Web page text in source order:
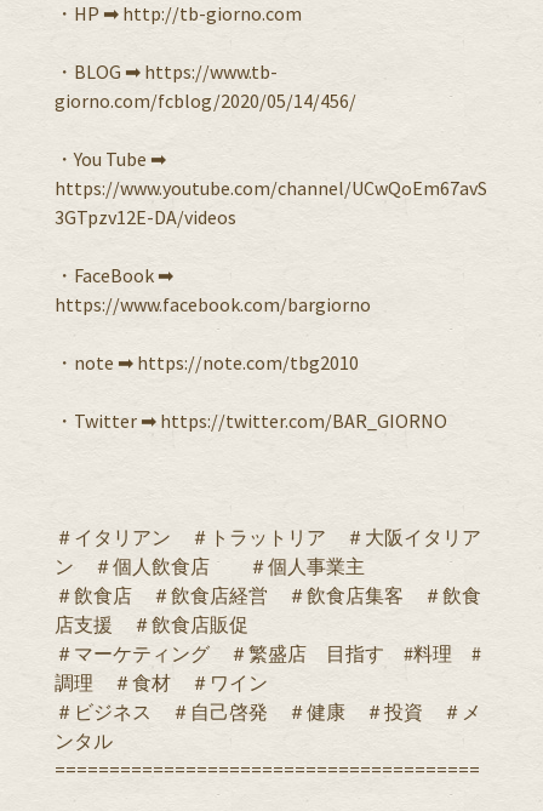
・HP ➡︎ http://tb-giorno.com
・BLOG ➡︎ https://www.tb-
giorno.com/fcblog/2020/05/14/456/
・You Tube ➡︎
https://www.youtube.com/channel/UCwQoEm67avS
3GTpzv12E-DA/videos
・FaceBook ➡︎
https://www.facebook.com/bargiorno
・note ➡︎ https://note.com/tbg2010
・Twitter ➡︎ https://twitter.com/BAR_GIORNO
＃イタリアン ＃トラットリア ＃大阪イタリア
ン ＃個人飲食店 ＃個人事業主
＃飲食店 ＃飲食店経営 ＃飲食店集客 ＃飲食
店支援 ＃飲食店販促
＃マーケティング ＃繁盛店 目指す #料理 #
調理 ＃食材 ＃ワイン
＃ビジネス ＃自己啓発 ＃健康 ＃投資 ＃メ
ンタル
=======================================